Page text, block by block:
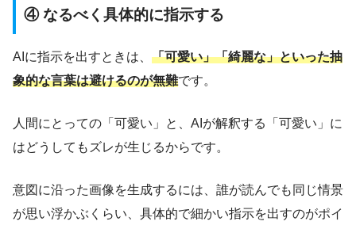
④ なるべく具体的に指示する
AIに指示を出すときは、 「可愛い」「綺麗な」といった抽
象的な言葉は避けるのが無難です。
人間にとっての「可愛い」と、AIが解釈する「可愛い」に
はどうしてもズレが生じるからです。
意図に沿った画像を生成するには、誰が読んでも同じ情景
が思い浮かぶくらい、具体的で細かい指示を出すのがポイ